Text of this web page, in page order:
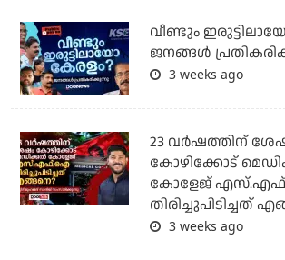
വീണ്ടും
ജനങ്ങൾ
3 weeks ago
23 വർഷത്തിന്
കോഴിക്കോട്
കോളേജ്
തിരിച്ചുപിടിച്ചത്
3 weeks ago